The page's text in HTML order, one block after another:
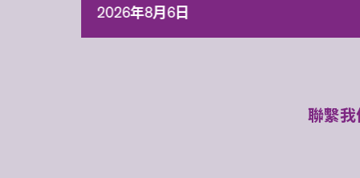
2026年8月6日
聯繫我